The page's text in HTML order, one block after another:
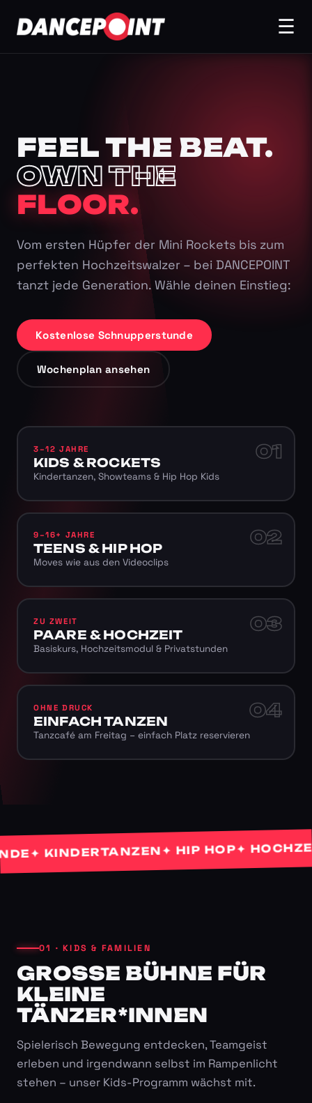
☰
FEEL THE BEAT.
OWN THE
FLOOR.
Vom ersten Hüpfer der Mini Rockets bis zum
perfekten Hochzeitswalzer – bei DANCEPOINT
tanzt jede Generation. Wähle deinen Einstieg:
Kostenlose Schnupperstunde
Wochenplan ansehen
01
3–12 JAHRE
KIDS & ROCKETS
Kindertanzen, Showteams & Hip Hop Kids
02
9–16+ JAHRE
TEENS & HIP HOP
Moves wie aus den Videoclips
03
ZU ZWEIT
PAARE & HOCHZEIT
Basiskurs, Hochzeitsmodul & Privatstunden
04
OHNE DRUCK
EINFACH TANZEN
Tanzcafé am Freitag – einfach Platz reservieren
KINDERTANZEN✦ HIP HOP✦
01 · KIDS & FAMILIEN
GROSSE BÜHNE FÜR K
LEINE T
ÄNZER*INNEN
Spielerisch Bewegung entdecken, Teamgeist
erleben und irgendwann selbst im Rampenlicht
stehen – unser Kids-Programm wächst mit.